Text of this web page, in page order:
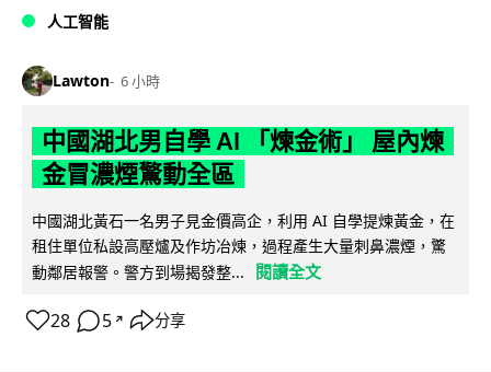
人工智能
Lawton 6 小時
中國湖北男自學 AI 「煉金術」 屋內煉
金冒濃煙驚動全區
中國湖北黃石一名男子見金價高企，利用 AI 自學提煉黃金，在
租住單位私設高壓爐及作坊冶煉，過程產生大量刺鼻濃煙，驚
動鄰居報警。警方到場揭發整...
閱讀全文
28 5 ↗ 分享